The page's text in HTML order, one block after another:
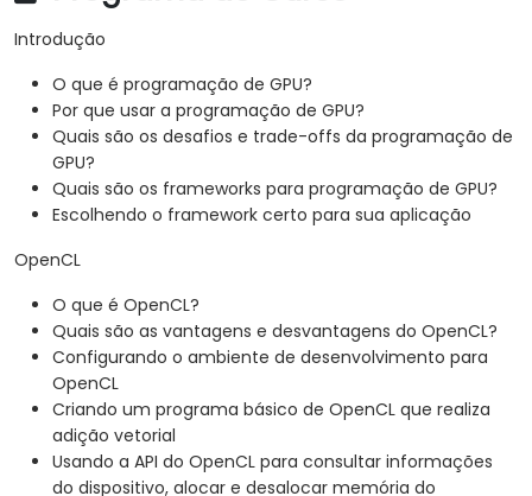
Depurar e testar programas de GPU usando
ferramentas como CodeXL, CUDA-GDB, CUDA-
MEMCHECK e NVIDIA Nsight.
Otimizar programas de GPU usando técnicas
como coalescimento, cache, pré-busca e
profiling.
Introdução
O que é programação de GPU?
Por que usar a programação de GPU?
Quais são os desafios e trade-offs da programação de
GPU?
Quais são os frameworks para programação de GPU?
Escolhendo o framework certo para sua aplicação
OpenCL
O que é OpenCL?
Quais são as vantagens e desvantagens do OpenCL?
Configurando o ambiente de desenvolvimento para
OpenCL
Criando um programa básico de OpenCL que realiza
adição vetorial
Usando a API do OpenCL para consultar informações
do dispositivo, alocar e desalocar memória do